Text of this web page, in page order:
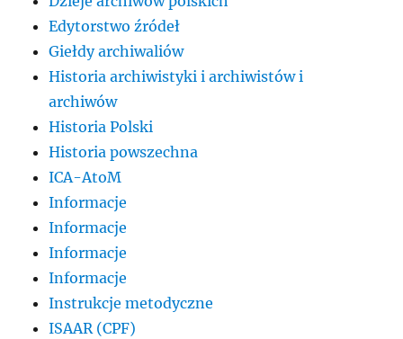
Edytorstwo źródeł
Giełdy archiwaliów
Historia archiwistyki i archiwistów i
archiwów
Historia Polski
Historia powszechna
ICA-AtoM
Informacje
Informacje
Informacje
Informacje
Instrukcje metodyczne
ISAAR (CPF)